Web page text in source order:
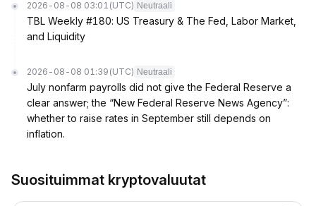
2026-08-08 03:01 (UTC) Neutraali
TBL Weekly #180: US Treasury & The Fed, Labor Market,
and Liquidity
2026-08-08 01:39 (UTC) Neutraali
July nonfarm payrolls did not give the Federal Reserve a
clear answer; the “New Federal Reserve News Agency”:
whether to raise rates in September still depends on
inflation.
Suosituimmat kryptovaluutat